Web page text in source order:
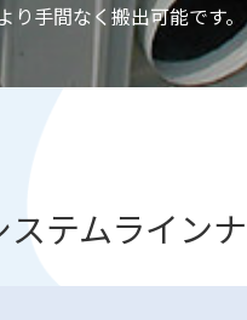
手間なく搬出可能です。
テムライン